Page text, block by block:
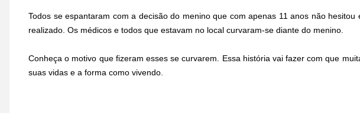
Todos se espantaram com a decisão do menino que com apenas 11 anos não
realizado. Os médicos e todos que estavam no local curvaram-se diante do menino.
Conheça o motivo que fizeram esses se curvarem. Essa história vai fazer com que
suas vidas e a forma como vivendo.